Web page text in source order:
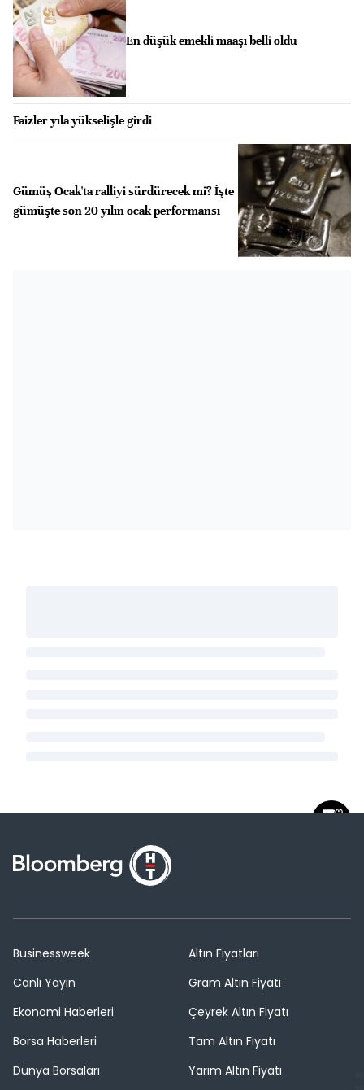
En düşük emekli maaşı belli oldu
Faizler yıla yükselişle girdi
Gümüş Ocak'ta ralliyi sürdürecek mi? İşte
gümüşte son 20 yılın ocak performansı
Businessweek
Canlı Yayın
Ekonomi Haberleri
Borsa Haberleri
Dünya Borsaları
Altın Fiyatları
Gram Altın Fiyatı
Çeyrek Altın Fiyatı
Tam Altın Fiyatı
Yarım Altın Fiyatı